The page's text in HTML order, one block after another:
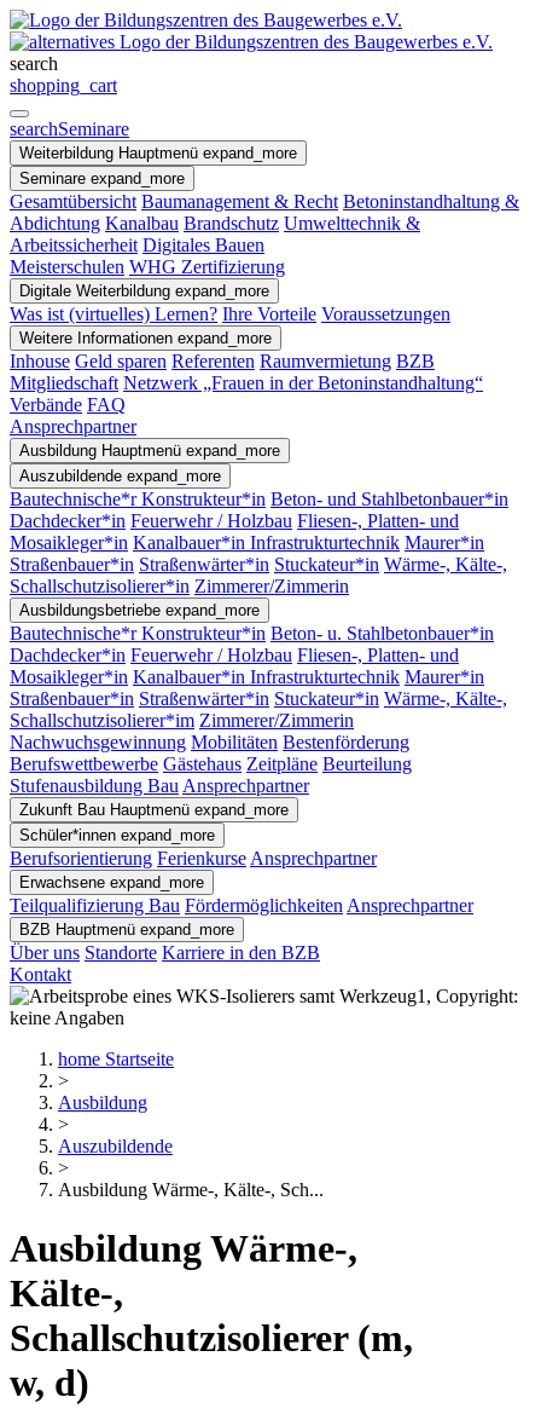
search
shopping_cart
searchSeminare
Weiterbildung Hauptmenü expand_more
Seminare expand_more
Gesamtübersicht Baumanagement & Recht Betoninstandhaltung &
Abdichtung Kanalbau Brandschutz Umwelttechnik &
Arbeitssicherheit Digitales Bauen
Meisterschulen WHG Zertifizierung
Digitale Weiterbildung expand_more
Was ist (virtuelles) Lernen? Ihre Vorteile Voraussetzungen
Weitere Informationen expand_more
Inhouse Geld sparen Referenten Raumvermietung BZB
Mitgliedschaft Netzwerk „Frauen in der Betoninstandhaltung“
Verbände FAQ
Ansprechpartner
Ausbildung Hauptmenü expand_more
Auszubildende expand_more
Bautechnische*r Konstrukteur*in Beton- und Stahlbetonbauer*in
Dachdecker*in Feuerwehr / Holzbau Fliesen-, Platten- und
Mosaikleger*in Kanalbauer*in Infrastrukturtechnik Maurer*in
Straßenbauer*in Straßenwärter*in Stuckateur*in Wärme-, Kälte-,
Schallschutzisolierer*in Zimmerer/Zimmerin
Ausbildungsbetriebe expand_more
Bautechnische*r Konstrukteur*in Beton- u. Stahlbetonbauer*in
Dachdecker*in Feuerwehr / Holzbau Fliesen-, Platten- und
Mosaikleger*in Kanalbauer*in Infrastrukturtechnik Maurer*in
Straßenbauer*in Straßenwärter*in Stuckateur*in Wärme-, Kälte-,
Schallschutzisolierer*im Zimmerer/Zimmerin
Nachwuchsgewinnung Mobilitäten Bestenförderung
Berufswettbewerbe Gästehaus Zeitpläne Beurteilung
Stufenausbildung Bau Ansprechpartner
Zukunft Bau Hauptmenü expand_more
Schüler*innen expand_more
Berufsorientierung Ferienkurse Ansprechpartner
Erwachsene expand_more
Teilqualifizierung Bau Fördermöglichkeiten Ansprechpartner
BZB Hauptmenü expand_more
Über uns Standorte Karriere in den BZB
Kontakt
home Startseite
>
Ausbildung
>
Auszubildende
>
Ausbildung Wärme-, Kälte-, Sch...
Ausbildung Wärme-,
Kälte-,
Schallschutzisolierer (m,
w, d)